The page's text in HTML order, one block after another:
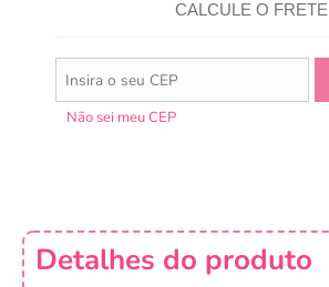
CALCULE O FRETE
Não sei meu CEP
Detalhes do produto